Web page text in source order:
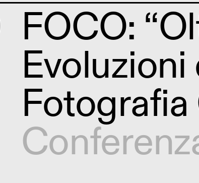
FOCO:
Evoluzioni